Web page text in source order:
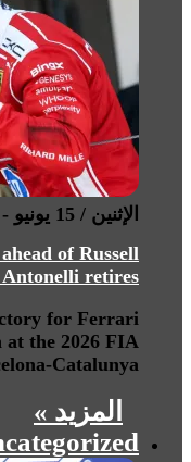
الإثنين / 15 يونيو - 2026 / 8:36 صباحًا
of Russell
retires
for Ferrari
at the 2026 FIA
Catalunya…
المزيد »